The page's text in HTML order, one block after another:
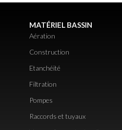
MATÉRIEL BASSIN
Aération
Construction
Etanchéité
Filtration
Pompes
Raccords et tuyaux